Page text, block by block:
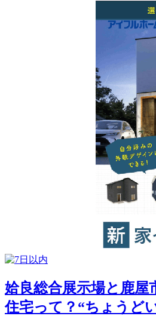
姶良総合展示場と鹿屋
住宅って？“ちょうど